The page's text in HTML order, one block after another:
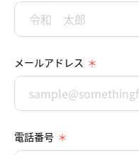
メールアドレス
電話番号